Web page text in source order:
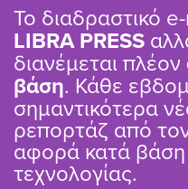
Το διαδραστικό
LIBRA PRESS
διανέμεται πλέον
βάση. Κάθε
σημαντικότερα
ρεπορτάζ από
αφορά κατά βάση
τεχνολογίας.